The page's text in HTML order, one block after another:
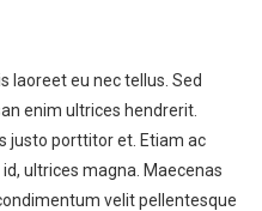
laoreet eu nec tellus. Sed
enim ultrices hendrerit.
justo porttitor et. Etiam ac
ultrices magna. Maecenas
velit pellentesque